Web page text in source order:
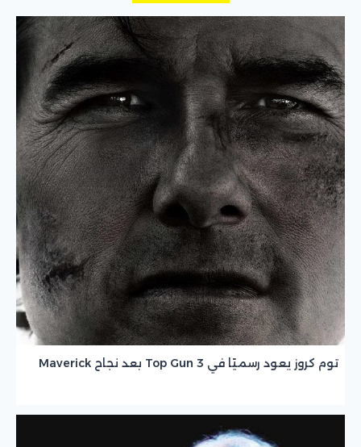
توم كروز يعود رسميًا في Top Gun 3 بعد نجاح Maverick